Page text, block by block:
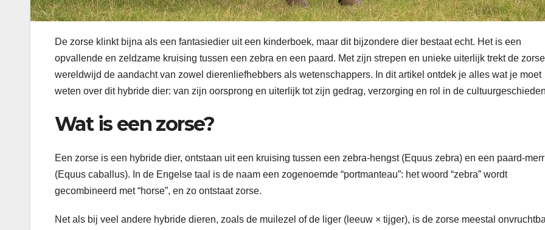
De zorse klinkt bijna als een fantasiedier uit een kinderboek, maar dit bijzondere dier bestaat echt. Het is een
opvallende en zeldzame kruising tussen een zebra en een paard. Met zijn strepen en unieke uiterlijk trekt de zorse
wereldwijd de aandacht van zowel dierenliefhebbers als wetenschappers. In dit artikel ontdek je alles wat je moet
weten over dit hybride dier: van zijn oorsprong en uiterlijk tot zijn gedrag, verzorging en rol in de
Wat is een zorse?
Een zorse is een hybride dier, ontstaan uit een kruising tussen een zebra-hengst (Equus zebra) en een paard-
(Equus caballus). In de Engelse taal is de naam een zogenoemde “portmanteau”: het woord “zebra” wordt
gecombineerd met “horse”, en zo ontstaat zorse.
Net als bij veel andere hybride dieren, zoals de muilezel of de liger (leeuw × tijger), is de zorse meestal